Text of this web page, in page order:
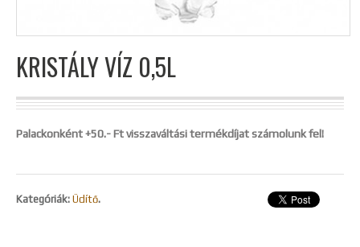
KRISTÁLY VÍZ 0,5L
Palackonként +50.- Ft visszaváltási termékdíjat számolunk fel!
Kategóriák: Üdítő.